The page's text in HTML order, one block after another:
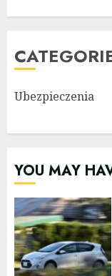
Ubezpieczenia
YOU MAY